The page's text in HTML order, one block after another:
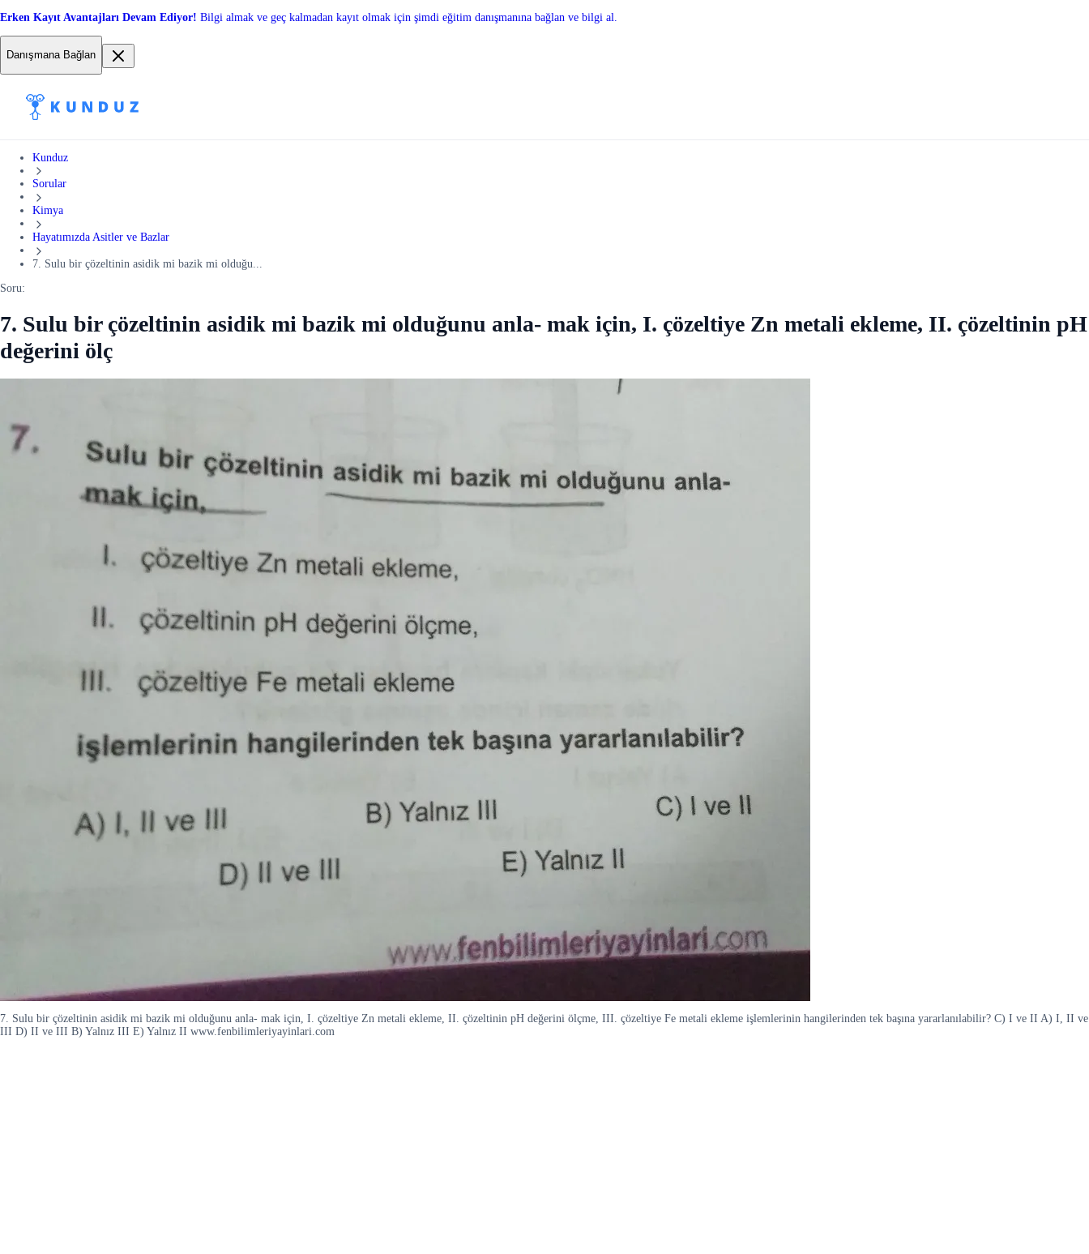
Erken Kayıt Avantajları Devam Ediyor! Bilgi almak ve geç kalmadan kayıt olmak için şimdi eğitim danışmanına bağlan ve bilgi al.
Danışmana Bağlan
Kunduz
Sorular
Kimya
Hayatımızda Asitler ve Bazlar
7. Sulu bir çözeltinin asidik mi bazik mi olduğu...
Soru:
7. Sulu bir çözeltinin asidik mi bazik mi olduğunu anla- mak için, I. çözeltiye Zn metali ekleme, II. çözeltinin pH
değerini ölç
7. Sulu bir çözeltinin asidik mi bazik mi olduğunu anla- mak için, I. çözeltiye Zn metali ekleme, II. çözeltinin pH değerini ölçme, III. çözeltiye Fe metali ekleme işlemlerinin hangilerinden tek başına yararlanılabilir? C) I ve II A) I, II ve
III D) II ve III B) Yalnız III E) Yalnız II www.fenbilimleriyayinlari.com